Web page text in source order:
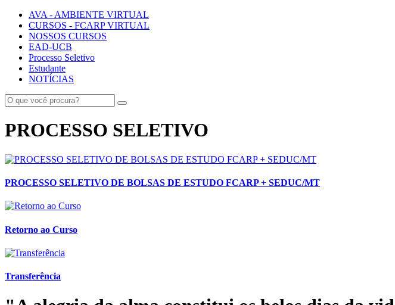
AVA - AMBIENTE VIRTUAL
CURSOS - FCARP VIRTUAL
NOSSOS CURSOS
EAD-UCB
Processo Seletivo
Estudante
NOTÍCIAS
PROCESSO SELETIVO
PROCESSO SELETIVO DE BOLSAS DE ESTUDO FCARP + SEDUC/MT
Retorno ao Curso
Transferência